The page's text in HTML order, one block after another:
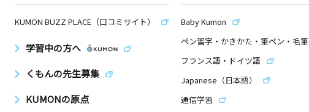
KUMON BUZZ PLACE（口コミサイト）
学習中の方へ
くもんの先生募集
KUMONの原点
Baby Kumon
ペン習字・かきかた・筆ペン・毛筆
フランス語・ドイツ語
Japanese（日本語）
通信学習